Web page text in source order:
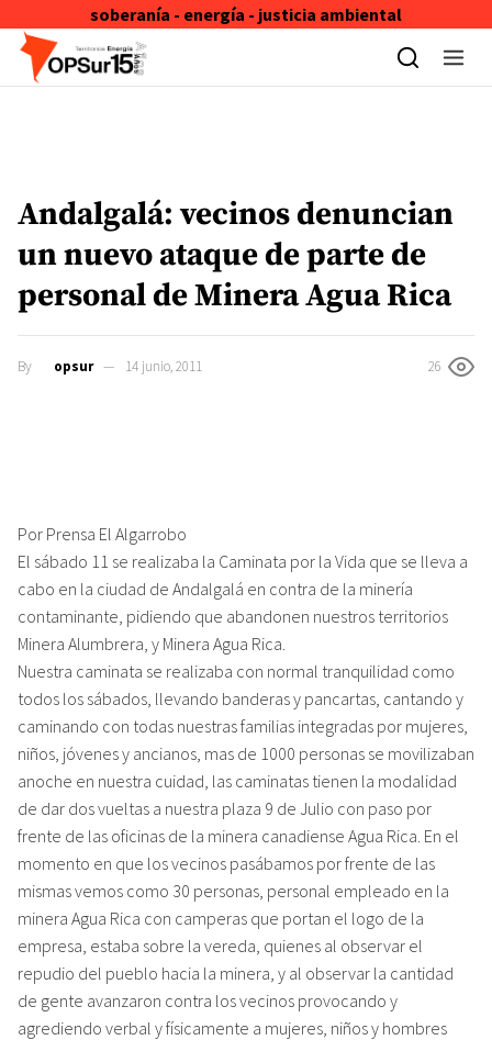
soberanía - energía - justicia ambiental
Skip to content
Andalgalá: vecinos denuncian
un nuevo ataque de parte de
personal de Minera Agua Rica
By opsur 14 junio, 2011 26
Por Prensa El Algarrobo
El sábado 11 se realizaba la Caminata por la Vida que se lleva a
cabo en la ciudad de Andalgalá en contra de la minería
contaminante, pidiendo que abandonen nuestros territorios
Minera Alumbrera, y Minera Agua Rica.
Nuestra caminata se realizaba con normal tranquilidad como
todos los sábados, llevando banderas y pancartas, cantando y
caminando con todas nuestras familias integradas por mujeres,
niños, jóvenes y ancianos, mas de 1000 personas se movilizaban
anoche en nuestra cuidad, las caminatas tienen la modalidad
de dar dos vueltas a nuestra plaza 9 de Julio con paso por
frente de las oficinas de la minera canadiense Agua Rica. En el
momento en que los vecinos pasábamos por frente de las
mismas vemos como 30 personas, personal empleado en la
minera Agua Rica con camperas que portan el logo de la
empresa, estaba sobre la vereda, quienes al observar el
repudio del pueblo hacia la minera, y al observar la cantidad
de gente avanzaron contra los vecinos provocando y
agrediendo verbal y físicamente a mujeres, niños y hombres